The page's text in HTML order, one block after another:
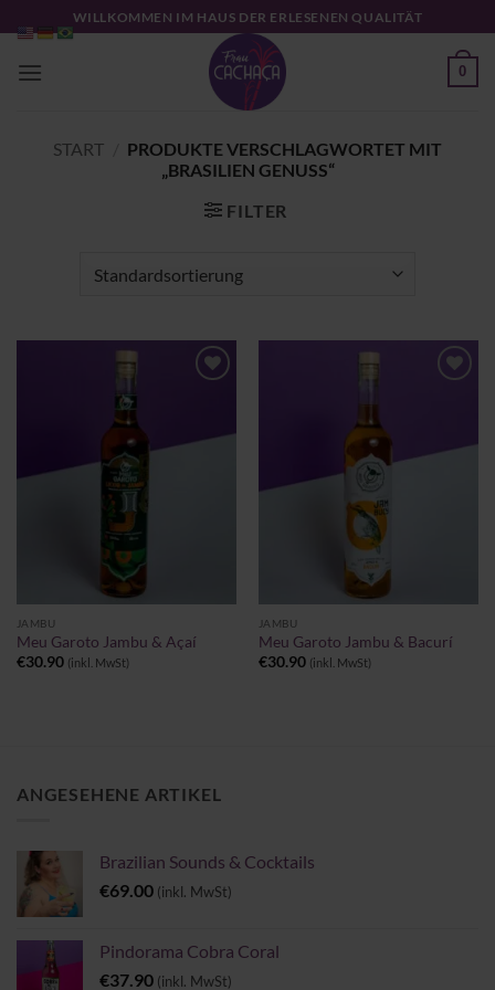
Inhalt
springen
WILLKOMMEN IM HAUS DER ERLESENEN QUALITÄT
0
START
PRODUKTE VERSCHLAGWORTET MIT
„BRASILIEN GENUSS“
FILTER
JAMBU
Meu Garoto Jambu & Açaí
€30.90 (inkl. MwSt)
JAMBU
Meu Garoto Jambu & Bacurí
€30.90 (inkl. MwSt)
ANGESEHENE ARTIKEL
Brazilian Sounds & Cocktails
€69.00 (inkl. MwSt)
Pindorama Cobra Coral
€37.90 (inkl. MwSt)